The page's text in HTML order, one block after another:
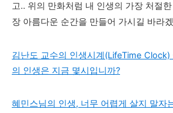
고.. 위의 만화처럼 내 인생의 가장 처절
장 아름다운 순간을 만들어 가시길 바라
김난도 교수의 인생시계(LifeTime Clock)
의 인생은 지금 몇시입니까?
혜민스님의 인생, 너무 어렵게 살지 말자